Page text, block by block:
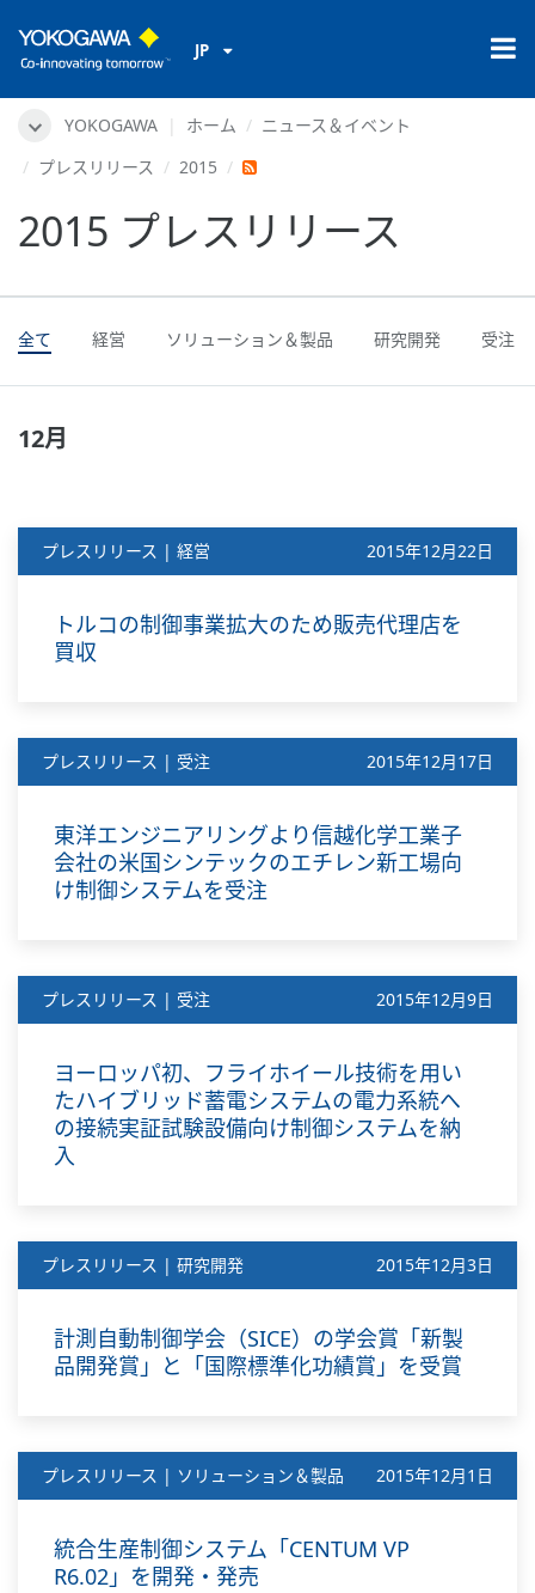
JP
YOKOGAWA ホーム
ニュース＆イベント
プレスリリース
2015
2015 プレスリリース
全て 経営 ソリューション＆製品 研究開発 受注
12月
プレスリリース | 経営 2015年12月22日
トルコの制御事業拡大のため販売代理店を
買収
プレスリリース | 受注 2015年12月17日
東洋エンジニアリングより信越化学工業子
会社の米国シンテックのエチレン新工場向
け制御システムを受注
プレスリリース | 受注 2015年12月9日
ヨーロッパ初、フライホイール技術を用い
たハイブリッド蓄電システムの電力系統へ
の接続実証試験設備向け制御システムを納
入
プレスリリース | 研究開発 2015年12月3日
計測自動制御学会（SICE）の学会賞「新製
品開発賞」と「国際標準化功績賞」を受賞
プレスリリース | ソリューション＆製品 2015年12月1日
統合生産制御システム「CENTUM VP
R6.02」を開発・発売